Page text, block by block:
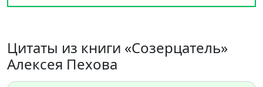
Цитаты из книги «Созерцатель»
Алексея Пехова